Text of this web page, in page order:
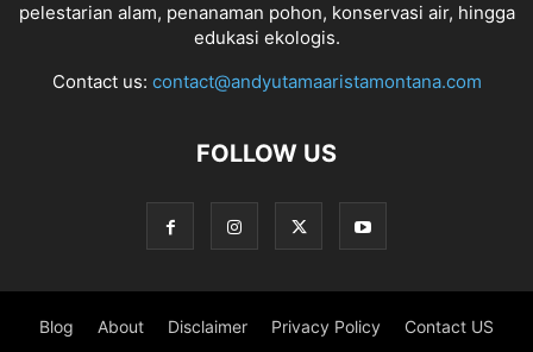
pelestarian alam, penanaman pohon, konservasi air, hingga
edukasi ekologis.
Contact us: contact@andyutamaaristamontana.com
FOLLOW US
Blog About Disclaimer Privacy Policy Contact US